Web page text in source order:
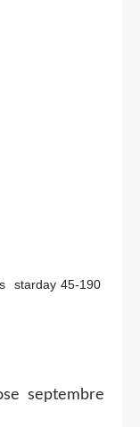
starday 45-190
septembre